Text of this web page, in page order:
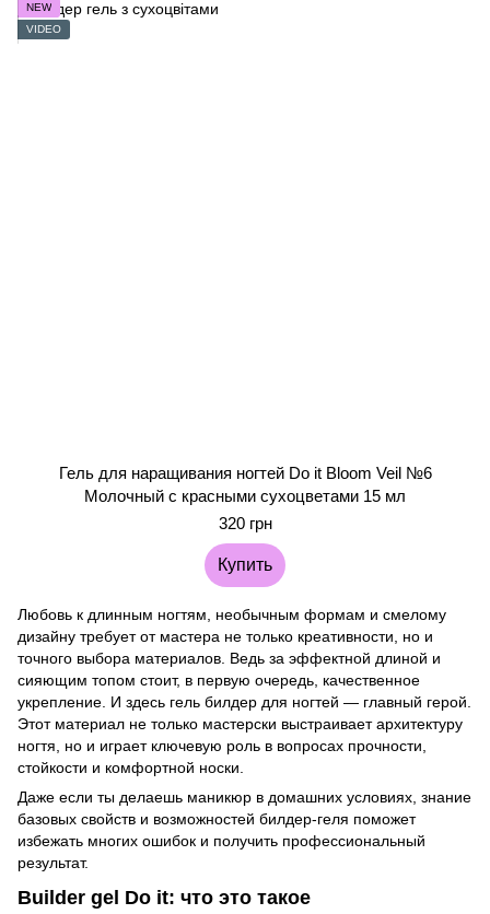
NEW
VIDEO
Гель для наращивания ногтей Do it Bloom Veil №6
Молочный с красными сухоцветами 15 мл
320 грн
Купить
Любовь к длинным ногтям, необычным формам и смелому
дизайну требует от мастера не только креативности, но и
точного выбора материалов. Ведь за эффектной длиной и
сияющим топом стоит, в первую очередь, качественное
укрепление. И здесь гель билдер для ногтей — главный герой.
Этот материал не только мастерски выстраивает архитектуру
ногтя, но и играет ключевую роль в вопросах прочности,
стойкости и комфортной носки.
Даже если ты делаешь маникюр в домашних условиях, знание
базовых свойств и возможностей билдер-геля поможет
избежать многих ошибок и получить профессиональный
результат.
Builder gel Do it: что это такое